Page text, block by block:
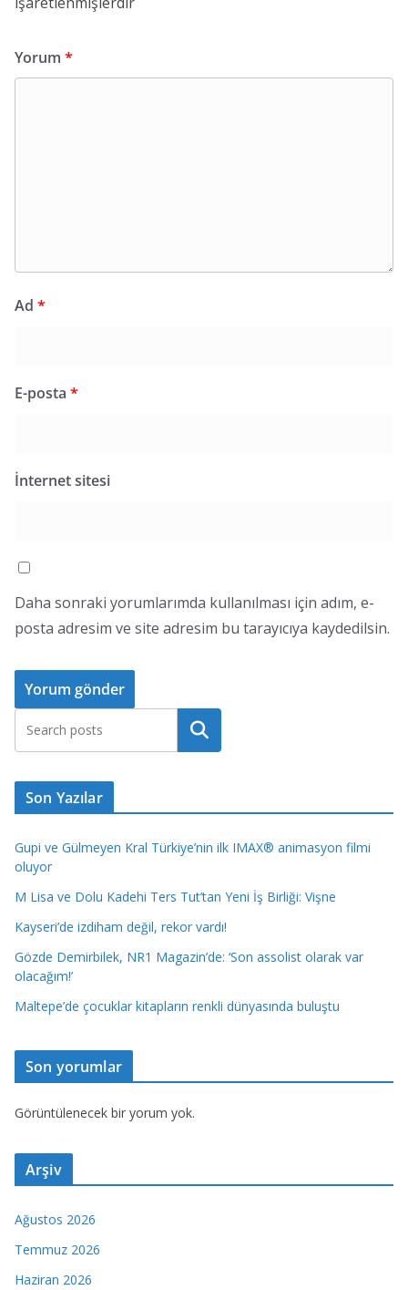
Yorum *
Ad *
E-posta *
İnternet sitesi
Daha sonraki yorumlarımda kullanılması için adım, e-
posta adresim ve site adresim bu tarayıcıya kaydedilsin.
Ara
Son Yazılar
Gupi ve Gülmeyen Kral Türkiye’nin ilk IMAX® animasyon filmi
oluyor
M Lisa ve Dolu Kadehi Ters Tut’tan Yeni İş Birliği: Vişne
Kayseri’de izdiham değil, rekor vardı!
Gözde Demirbilek, NR1 Magazin’de: ‘Son assolist olarak var
olacağım!’
Maltepe’de çocuklar kitapların renkli dünyasında buluştu
Son yorumlar
Görüntülenecek bir yorum yok.
Arşiv
Ağustos 2026
Temmuz 2026
Haziran 2026